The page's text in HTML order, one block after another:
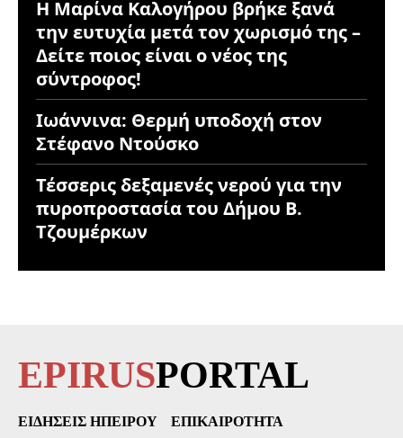
Η Μαρίνα Καλογήρου βρήκε ξανά
την ευτυχία μετά τον χωρισμό της –
Δείτε ποιος είναι ο νέος της
σύντροφος!
Ιωάννινα: Θερμή υποδοχή στον
Στέφανο Ντούσκο
Τέσσερις δεξαμενές νερού για την
πυροπροστασία του Δήμου Β.
Τζουμέρκων
EPIRUSPORTAL
ΕΙΔΉΣΕΙΣ ΗΠΕΊΡΟΥ
ΕΠΙΚΑΙΡΌΤΗΤΑ